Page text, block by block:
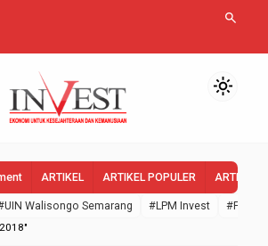
search
light_mode
ARTIKEL ARTIKEL POPULER ARTIKEL
Walisongo Semarang #LPM Invest
#FEBI